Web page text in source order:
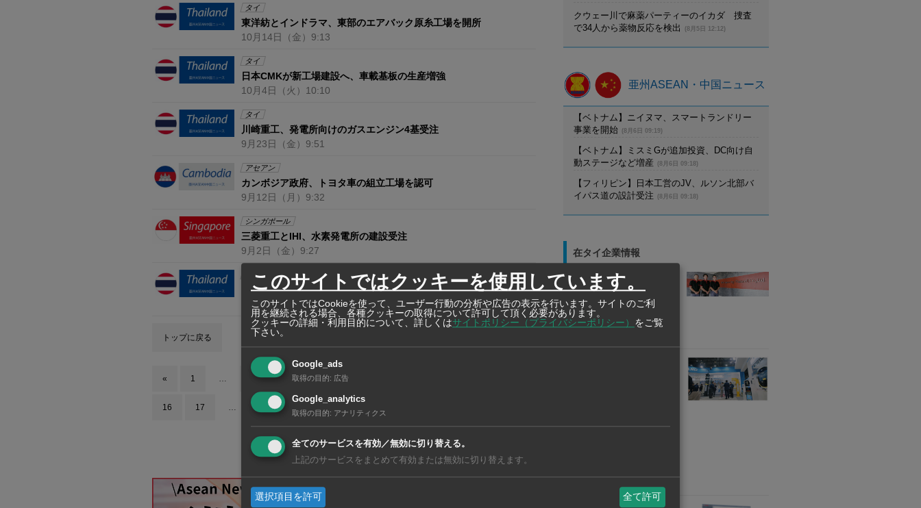
タイ
東洋紡とインドラマ、東部のエアバック原糸工場を開所
10月14日 （金） 9:13
タイ
日本CMKが新工場建設へ、車載基板の生産増強
10月4日 （火） 10:10
タイ
川崎重工、発電所向けのガスエンジン4基受注
9月23日 （金） 9:51
アセアン
カンボジア政府、トヨタ車の組立工場を認可
9月12日 （月） 9:32
シンガポール
三菱重工とIHI、水素発電所の建設受注
9月2日 （金） 9:27
タイ
7月の建材価格6.3％上昇、鉄鋼の伸び加速
8月9日（火）11:50
トップに戻る
« 1 … 8 9 10
16 17 … 19 »
クウェー川で麻薬パーティーのイカダ 捜査
で34人から薬物反応を検出
(8月5日 12:12)
亜州ASEAN・中国ニュース
【ベトナム】ニイヌマ、スマートランドリー
事業を開始 (8月6日 09:19)
【ベトナム】ミスミGが追加投資、DC向け自
動ステージなど増産
(8月6日 09:18)
【フィリピン】日本工営のJV、ルソン北部バ
イパス道の設計受注
(8月6日 09:18)
在タイ企業情報
在タイ企業・製造業
HIRO ENGINEERING
(THAILAND) CO., LTD.
自動車骨格部品のプレス金型
ステム、クリーンシステム、
工・メンテナンス
このサイトではクッキーを使用しています。
このサイトではCookieを使って、ユーザー行動の分析や広告の表示を行います。サイトのご利
用を継続される場合、各種クッキーの取得について許可して頂く必要があります。
クッキーの詳細・利用目的について、詳しくはサイトポリシー（プライバシーポリシー） をご覧
下さい。
Google_ads
取得の目的: 広告
Google_analytics
取得の目的: アナリティクス
全てのサービスを有効／無効に切り替える。
上記のサービスをまとめて有効または無効に切り替えます。
選択項目を許可 全て許可